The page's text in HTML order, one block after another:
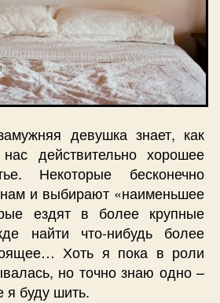
девушка знает, как
действительно хорошее
Некоторые бесконечно
и выбирают «наименьшее
ездят в более крупные
найти что-нибудь более
Хоть я пока в роли
но точно знаю одно –
я буду шить.